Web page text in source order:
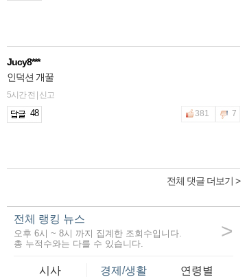
Jucy8***
인덕션 개꿀
5시간 전 | 신고
48 381 7
전체 댓글 더보기 >
전체 랭킹 뉴스
오후 6시 ~ 8시 까지 집계한 조회수입니다.
총 누적수와는 다를 수 있습니다.
>
시사 경제/생활 연령별